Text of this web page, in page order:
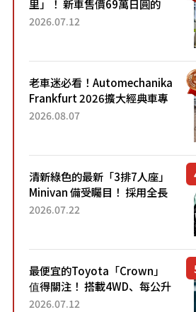
里」！ 新車售價69萬日圓的
「3人座」Trike大受歡迎！ 順
2026.07.12
老車迷必看！Automechanika
Frankfurt 2026擴大經典車專
區 1954年珍稀古董車現場修復
2026.08.07
清新綠色的最新「3排7人座」
Minivan 備受矚目！ 採用全長
4.7公尺剛剛好的車身尺寸與
2026.07.22
最便宜的Toyota「Crown」
值得關注！ 搭載4WD、每公升
22.4公里低油耗表現超亮眼！
2026.07.12